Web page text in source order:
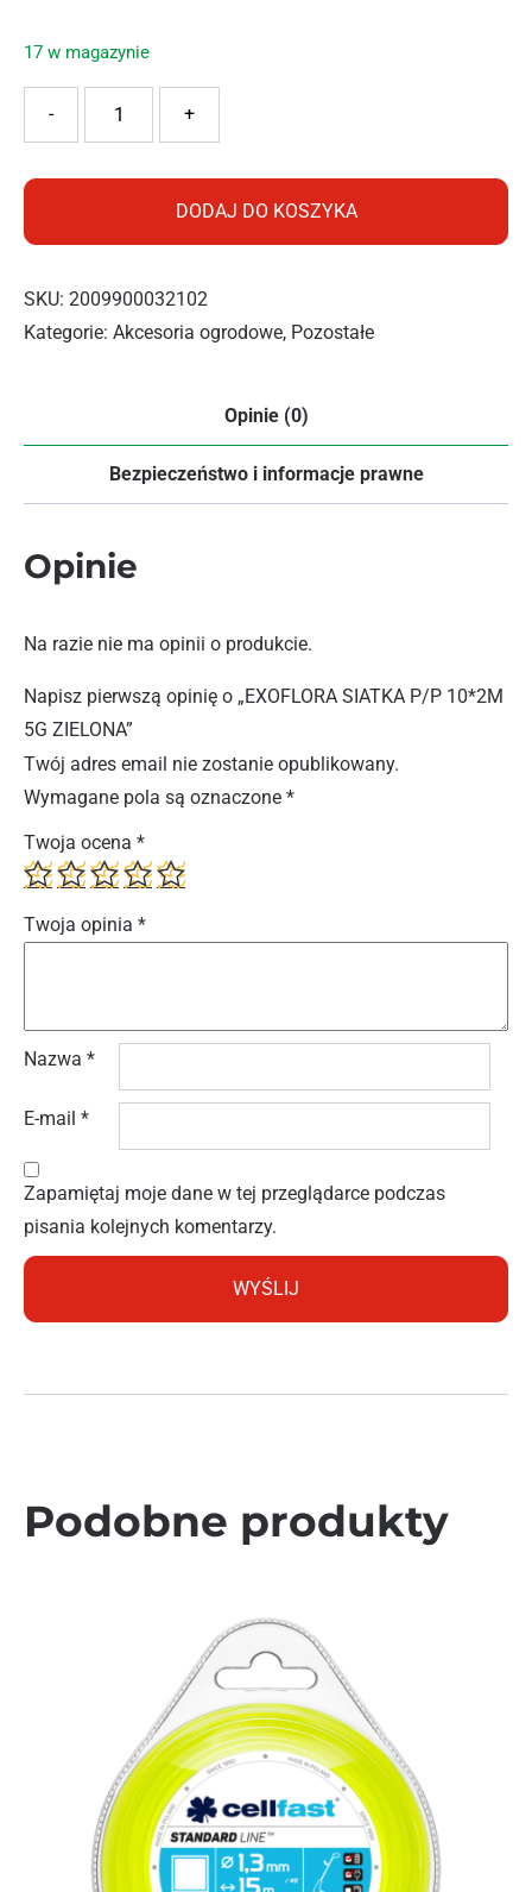
17 w magazynie
+
-
DODAJ DO KOSZYKA
SKU: 2009900032102
Kategorie: Akcesoria ogrodowe, Pozostałe
Opinie (0)
Bezpieczeństwo i informacje prawne
Opinie
Na razie nie ma opinii o produkcie.
Napisz pierwszą opinię o „EXOFLORA SIATKA P/P 10*2M
5G ZIELONA”
Twój adres email nie zostanie opublikowany.
Wymagane pola są oznaczone *
Twoja ocena *
Twoja opinia *
Nazwa *
E-mail *
Zapamiętaj moje dane w tej przeglądarce podczas
pisania kolejnych komentarzy.
Podobne produkty